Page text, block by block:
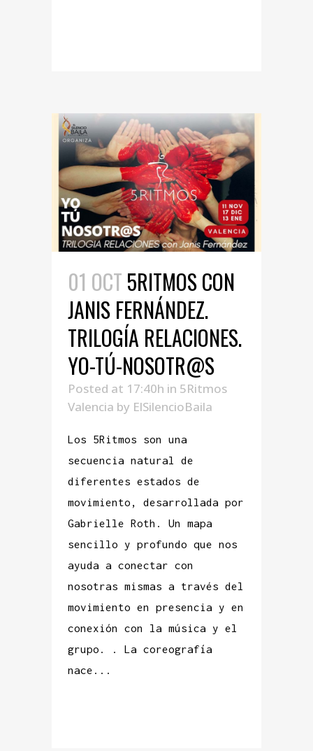
01 OCT 5RITMOS CON
JANIS FERNÁNDEZ.
TRILOGÍA RELACIONES.
YO-TÚ-NOSOTR@S
Posted at 17:40h in 5Ritmos
Valencia by ElSilencioBaila
Los 5Ritmos son una
secuencia natural de
diferentes estados de
movimiento, desarrollada por
Gabrielle Roth. Un mapa
sencillo y profundo que nos
ayuda a conectar con
nosotras mismas a través del
movimiento en presencia y en
conexión con la música y el
grupo. . La coreografía
nace...